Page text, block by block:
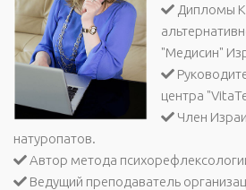
Дипломы
"Медисин"
центра
Член
натуропатов.
Автор метода
Ведущий преподаватель